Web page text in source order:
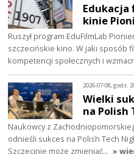
kinie
Ruszył program EduFilmLab
szczecińskie kino. W jaki sposób
kompetencji społecznych i
2026-07-08, godz.
Wielki
na Polish
Naukowcy z
odnieśli sukces na Polish Tech
Szczecinie może zmieniać… »